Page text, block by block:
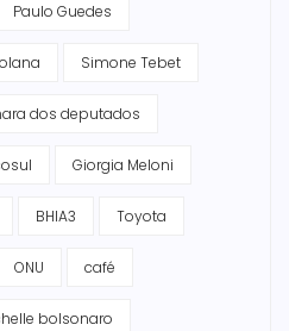
Paulo Guedes
Simone Tebet
dos deputados
Giorgia Meloni
BHIA3 Toyota
ONU café
bolsonaro